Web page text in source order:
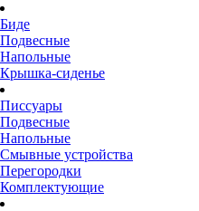
Биде
Подвесные
Напольные
Крышка-сиденье
Писсуары
Подвесные
Напольные
Смывные устройства
Перегородки
Комплектующие